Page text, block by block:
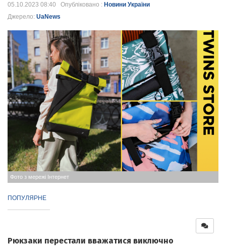
05.10.2023 08:40 Опубліковано : Новини України
Джерело: UaNews
Фото з мережі Інтернет
ПОПУЛЯРНЕ
Рюкзаки перестали вважатися виключно